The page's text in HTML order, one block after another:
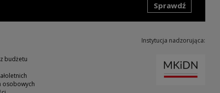
Sprawdź
budżetu
osobowych
Instytucja nadzorująca: